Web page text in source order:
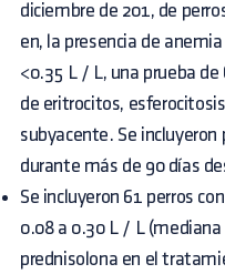
diciembre de 201, de
en, la presencia de
<0.35 L / L, una prueba
de eritrocitos,
subyacente. Se incluyeron
durante más de 90 días
Se incluyeron 61 perros
0.08 a 0.30 L / L
prednisolona en el